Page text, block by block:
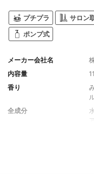
プチプラ サロン
ポンプ式
メーカー会社名
内容量
香り
全成分